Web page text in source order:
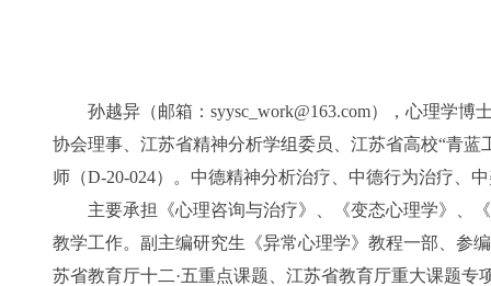
孙越异（邮箱：syysc_work@163.com），心理学
协会理事、江苏省精神分析学组委员、江苏省高校“青
师（D-20-024）。中德精神分析治疗、中德行为治疗、
主要承担《心理咨询与治疗》、《变态心理学》、
教学工作。副主编研究生《异常心理学》教程一部、参
苏省教育厅十二·五重点课题、江苏省教育厅重大课题专